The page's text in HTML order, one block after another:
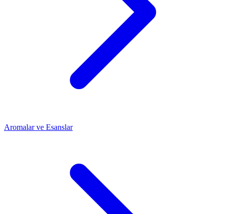
Aromalar ve Esanslar